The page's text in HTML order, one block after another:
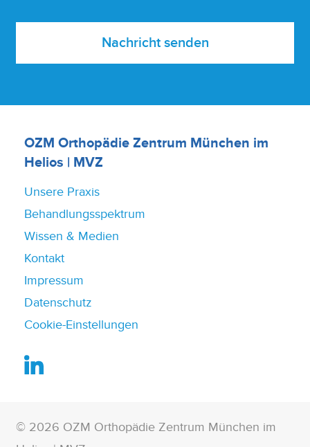
Nachricht senden
OZM Orthopädie Zentrum München im
Helios | MVZ
Unsere Praxis
Behandlungsspektrum
Wissen & Medien
Kontakt
Impressum
Datenschutz
Cookie-Einstellungen
© 2026 OZM Orthopädie Zentrum München im